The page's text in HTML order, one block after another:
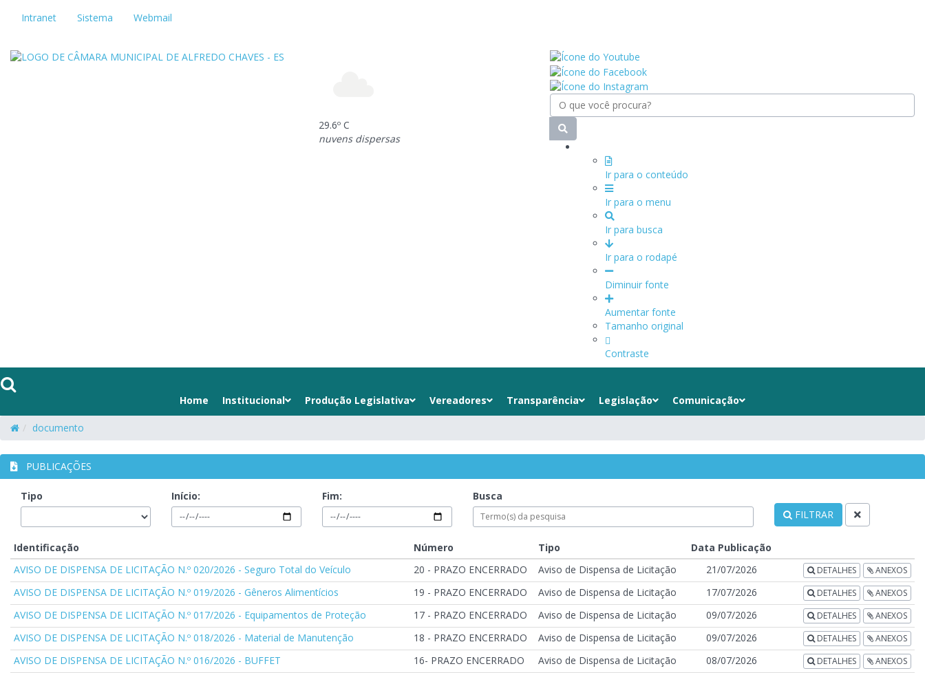
Intranet Sistema Webmail
29.6º C
nuvens dispersas
Ir para o conteúdo
Ir para o menu
Ir para busca
Ir para o rodapé
Diminuir fonte
Aumentar fonte
Tamanho original
Contraste
Home Institucional Produção Legislativa Vereadores Transparência Legislação Comunicação
documento
PUBLICAÇÕES
Tipo Início: Fim:
Busca
FILTRAR
Identificação Número Tipo
Data Publicação
AVISO DE DISPENSA DE LICITAÇÃO N.º 020/2026 - Seguro Total do Veículo
20 - PRAZO ENCERRADO Aviso de Dispensa de Licitação 21/07/2026 DETALHES ANEXOS
AVISO DE DISPENSA DE LICITAÇÃO N.º 019/2026 - Gêneros Alimentícios 19 - PRAZO ENCERRADO Aviso de Dispensa de Licitação 17/07/2026 DETALHES ANEXOS
AVISO DE DISPENSA DE LICITAÇÃO N.º 017/2026 - Equipamentos de Proteção 17 - PRAZO ENCERRADO Aviso de Dispensa de Licitação 09/07/2026 DETALHES ANEXOS
AVISO DE DISPENSA DE LICITAÇÃO N.º 018/2026 - Material de Manutenção 18 - PRAZO ENCERRADO Aviso de Dispensa de Licitação 09/07/2026 DETALHES ANEXOS
AVISO DE DISPENSA DE LICITAÇÃO N.º 016/2026 - BUFFET 16- PRAZO ENCERRADO Aviso de Dispensa de Licitação 08/07/2026 DETALHES ANEXOS